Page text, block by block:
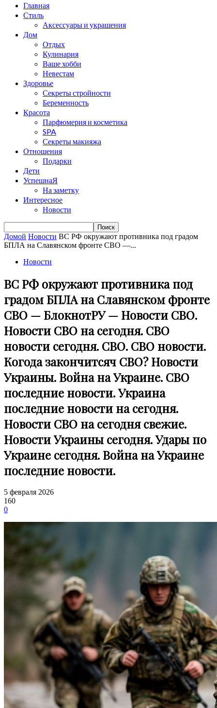
Главная
Стиль
Аксессуары и украшения
Дом
Отдых
Кулинария
Ваше хобби
Невестам
Здоровье
Секреты стройности
Беременность
Красота
Парфюмерия и косметика
SPA
Секреты макияжа
Отношения
Подарки
Дети
УспешнаЯ
На заметку
Интересное
Новости
Домой Новости ВС РФ окружают противника под градом
БПЛА на Славянском фронте СВО —...
Новости
ВС РФ окружают противника под
градом БПЛА на Славянском фронте
СВО — БлокнотРУ — Новости СВО.
Новости СВО на сегодня. СВО
новости сегодня. СВО. СВО новости.
Когода закончитсяч СВО? Новости
Украины. Война на Украине. СВО
последние новости. Украина
последние новости на сегодня.
Новости СВО на сегодня свежие.
Новости Украины сегодня. Удары по
Украине сегодня. Война на Украине
последние новости.
5 февраля 2026
160
0